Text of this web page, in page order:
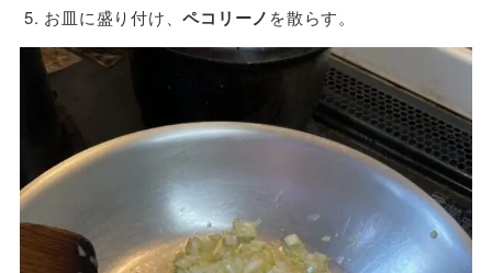
お皿に盛り付け、ペコリーノ を散らす。